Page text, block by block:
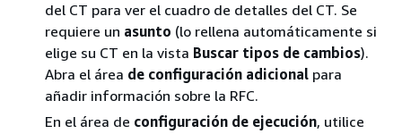
del CT para ver el cuadro de detalles del CT. Se
requiere un asunto (lo rellena automáticamente si
elige su CT en la vista Buscar tipos de cambios).
Abra el área de configuración adicional para
añadir información sobre la RFC.
En el área de configuración de ejecución, utilice